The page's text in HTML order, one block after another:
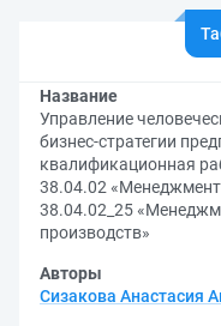
Название
Управление
бизнес-стратегии
квалификационная
38.04.02
38.04.02_25
производств»
Авторы
Сизакова Анастасия